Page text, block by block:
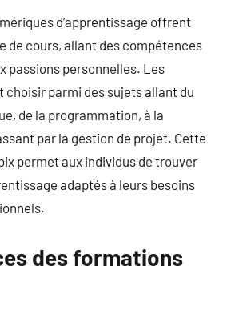
d’apprentissage offrent
de cours, allant des compétences
passions personnelles. Les
choisir parmi des sujets allant du
de la programmation, à la
par la gestion de projet. Cette
permet aux individus de trouver
adaptés à leurs besoins
des formations